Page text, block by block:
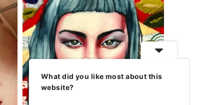
What did you like most about this
website?